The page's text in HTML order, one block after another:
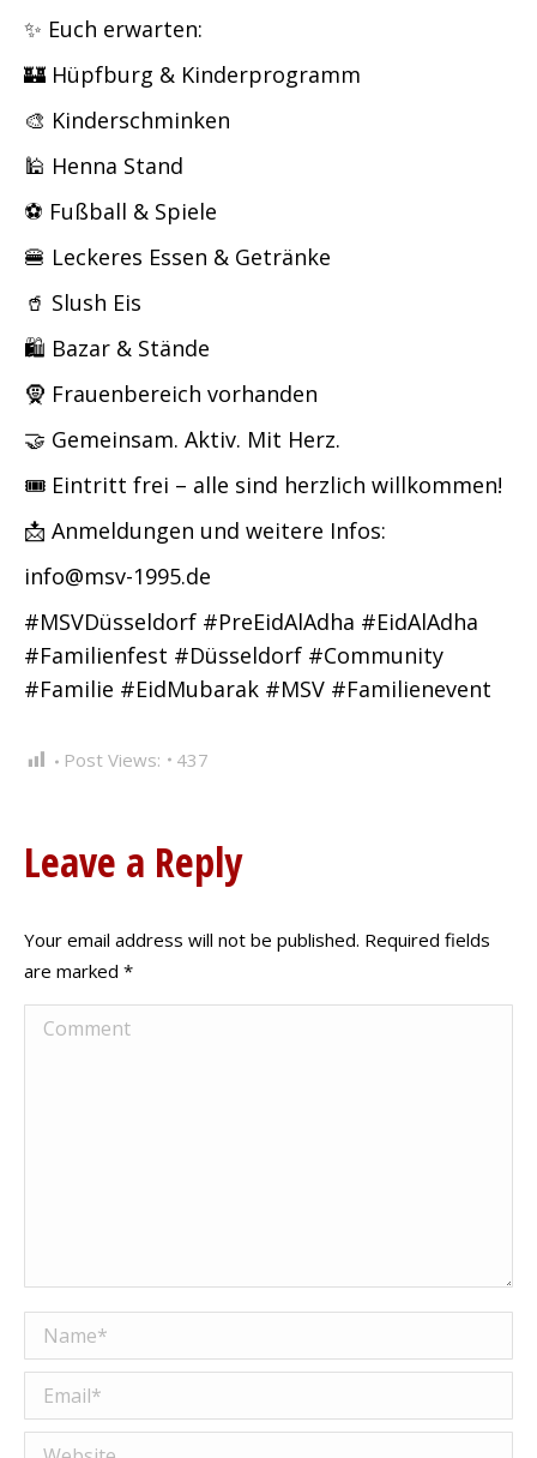
✨ Euch erwarten:
🏰 Hüpfburg & Kinderprogramm
🎨 Kinderschminken
🕌 Henna Stand
⚽ Fußball & Spiele
🍔 Leckeres Essen & Getränke
🥤 Slush Eis
🛍️ Bazar & Stände
🧕 Frauenbereich vorhanden
🤝 Gemeinsam. Aktiv. Mit Herz.
🎟️ Eintritt frei – alle sind herzlich willkommen!
📩 Anmeldungen und weitere Infos:
info@msv-1995.de
#MSVDüsseldorf #PreEidAlAdha #EidAlAdha
#Familienfest #Düsseldorf #Community
#Familie #EidMubarak #MSV #Familienevent
Post Views: 437
Leave a Reply
Your email address will not be published. Required fields
are marked *
Comment
Name *
Email *
Website